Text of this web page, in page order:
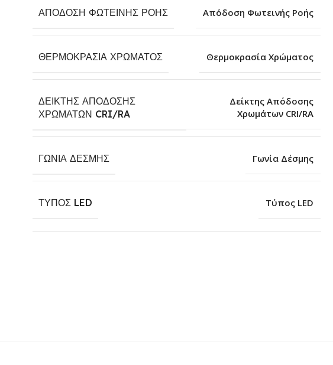
ΑΠΌΔΟΣΗ ΦΩΤΕΙΝΉΣ ΡΟΉΣ Απόδοση Φωτεινής Ροής
ΘΕΡΜΟΚΡΑΣΊΑ ΧΡΏΜΑΤΟΣ Θερμοκρασία Χρώματος
ΔΕΊΚΤΗΣ ΑΠΌΔΟΣΗΣ
ΧΡΩΜΆΤΩΝ CRI/RA
Δείκτης Απόδοσης
Χρωμάτων CRI/RA
ΓΩΝΊΑ ΔΈΣΜΗΣ Γωνία Δέσμης
ΤΎΠΟΣ LED Τύπος LED